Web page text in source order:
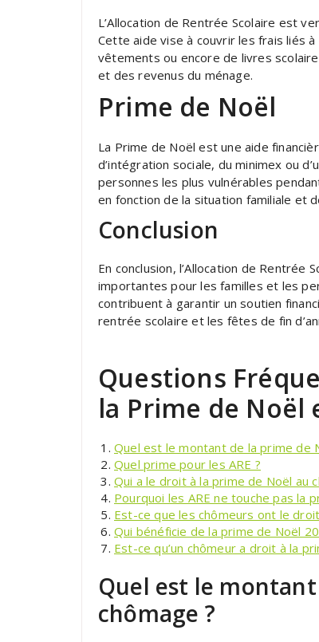
L’Allocation de Rentrée Scolaire est
Cette aide vise à couvrir les frais liés
vêtements ou encore de livres
et des revenus du ménage.
Prime de Noël
La Prime de Noël est une aide
d’intégration sociale, du minimex ou
personnes les plus vulnérables
en fonction de la situation familiale et
Conclusion
En conclusion, l’Allocation de Rentrée
importantes pour les familles et les
contribuent à garantir un soutien
rentrée scolaire et les fêtes de fin
Questions
la Prime de Noël
Quel est le montant de la prime de
Quel prime pour les ARE ?
Qui a le droit à la prime de Noël au
Pourquoi les ARE ne touche pas la
Est-ce que les chômeurs ont le
Qui bénéficie de la prime de Noël
Est-ce qu’un chômeur a droit à la
Quel est le
chômage ?